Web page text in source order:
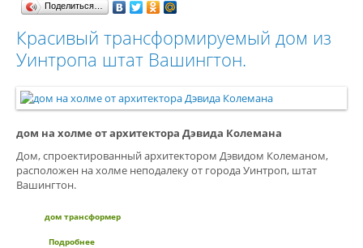
Поделиться…
Красивый трансформируемый дом из
Уинтропа штат Вашингтон.
дом на холме от архитектора Дэвида Колемана
Дом, спроектированный архитектором Дэвидом Колеманом,
расположен на холме неподалеку от города Уинтроп, штат
Вашингтон.
дом трансформер
Подробнее